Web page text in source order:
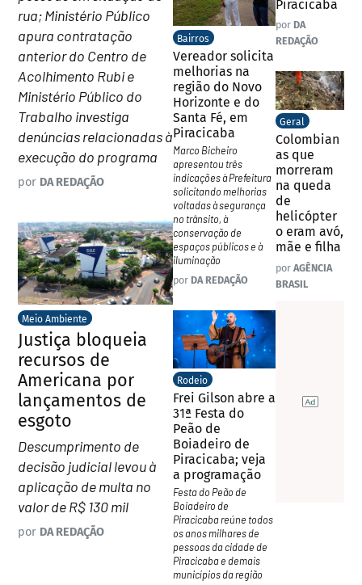
rua; Ministério Público
apura contratação
anterior do Centro de
Acolhimento Rubi e
Ministério Público do
Trabalho investiga
denúncias relacionadas à
execução do programa
por DA REDAÇÃO
Meio Ambiente
Justiça bloqueia
recursos de
Americana por
lançamentos de
esgoto
Descumprimento de
decisão judicial levou à
aplicação de multa no
valor de R$ 130 mil
por DA REDAÇÃO
Bairros
Vereador solicita
melhorias na
região do Novo
Horizonte e do
Santa Fé, em
Piracicaba
Marco Bicheiro
apresentou três
indicações à Prefeitura
solicitando melhorias
voltadas à segurança
no trânsito, à
conservação de
espaços públicos e à
iluminação
por DA REDAÇÃO
Rodeio
Frei Gilson abre a
31ª Festa do
Peão de
Boiadeiro de
Piracicaba; veja
a programação
Festa do Peão de
Boiadeiro de
Piracicaba reúne todos
os anos milhares de
pessoas da cidade de
Piracicaba e demais
municípios da região
Piracicaba
por DA
REDAÇÃO
Geral
Colombian
as que
morreram
na queda
de
helicópter
o eram avó,
mãe e filha
por AGÊNCIA
BRASIL